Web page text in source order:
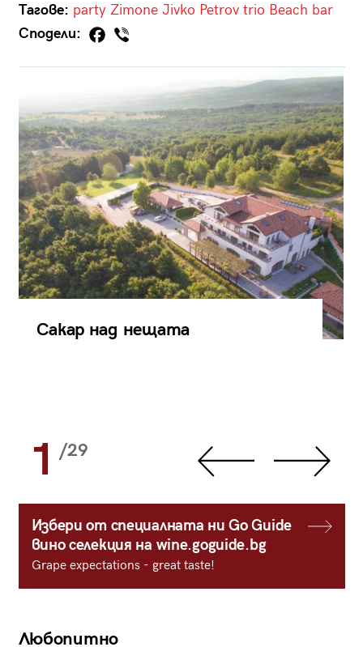
Тагове: party Zimone Jivko Petrov trio Beach bar
Сподели:
Сакар над нещата
1 /29
Избери от специалната ни Go Guide
вино селекция на wine.goguide.bg
Grape expectations - great taste!
Любопитно